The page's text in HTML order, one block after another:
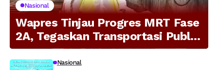
Nasional
Wapres Tinjau Progres MRT Fase
2A, Tegaskan Transportasi Publik
Modern Jadi Prioritas Nasional
Nasional